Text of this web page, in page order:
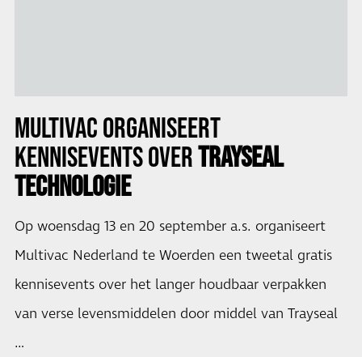
MULTIVAC ORGANISEERT
KENNISEVENTS OVERTRAYSEAL
TECHNOLOGIE
Op woensdag 13 en 20 september a.s. organiseert
Multivac Nederland te Woerden een tweetal gratis
kennisevents over het langer houdbaar verpakken
van verse levensmiddelen door middel van Trayseal
…